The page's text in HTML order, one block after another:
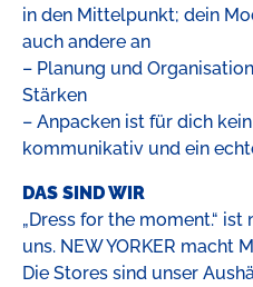
in den Mittelpunkt; dein
auch andere an
– Planung und
Stärken
– Anpacken ist für dich
kommunikativ und ein
DAS SIND WIR
„Dress for the moment.“
uns. NEW YORKER macht
Die Stores sind unser